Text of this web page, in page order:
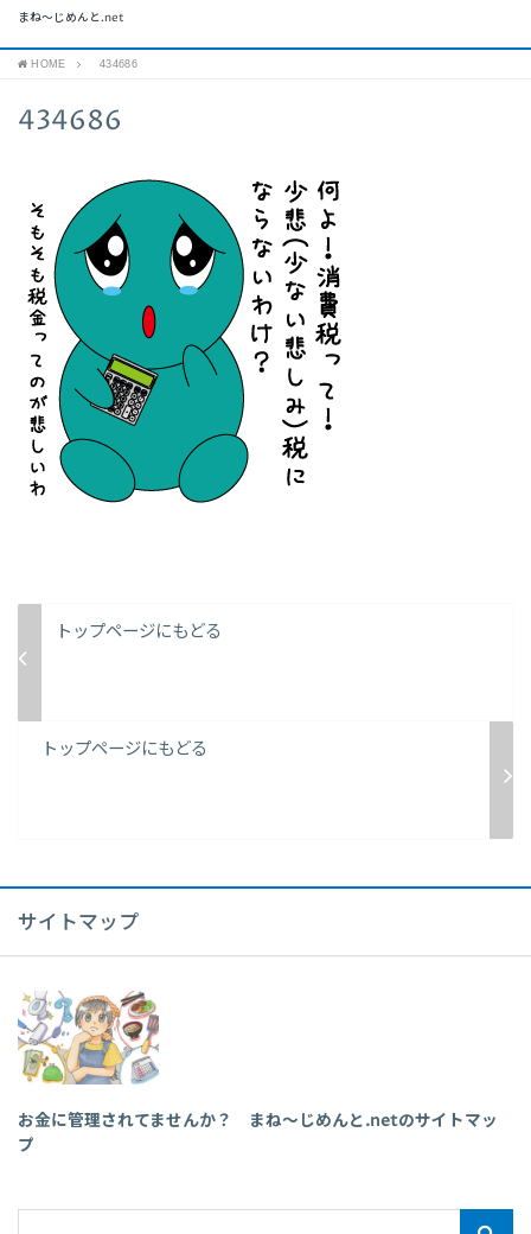
まね～じめんと.net
HOME 434686
434686
トップページにもどる
トップページにもどる
サイトマップ
お金に管理されてませんか？ まね～じめんと.netのサイトマッ
プ